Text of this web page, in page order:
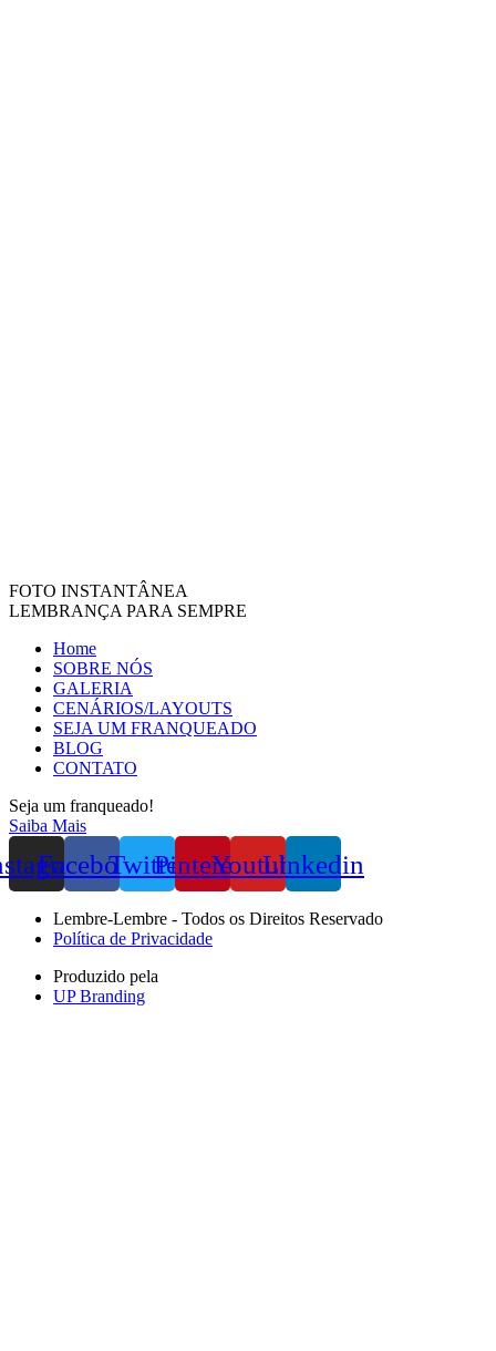
FOTO INSTANTÂNEA
LEMBRANÇA PARA SEMPRE
Home
SOBRE NÓS
GALERIA
CENÁRIOS/LAYOUTS
SEJA UM FRANQUEADO
BLOG
CONTATO
Seja um franqueado!
Saiba Mais
FacebookTwitterPinterestYoutubeLinkedin
Lembre-Lembre - Todos os Direitos Reservado
Política de Privacidade
Produzido pela
UP Branding